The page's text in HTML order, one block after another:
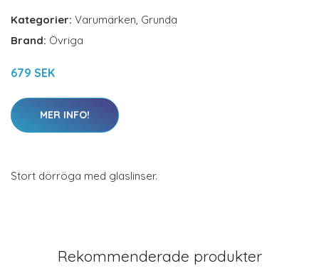
Kategorier: Varumärken, Grunda
Brand: Övriga
679 SEK
MER INFO!
Stort dörröga med glaslinser.
Rekommenderade produkter